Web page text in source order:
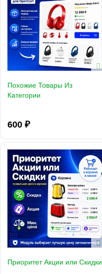
Похожие Товары Из
Категории
600 ₽
Приоритет Акции или Скидки